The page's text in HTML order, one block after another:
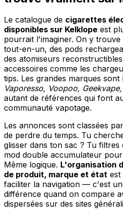
Le catalogue de cigarettes
disponibles sur Kelklope est
pourrait l'imaginer. On y trouve
tout-en-un, des pods
des atomiseurs
accessoires comme les
tips. Les grandes marques
Vaporesso, Voopoo,
autant de références qui font
communauté vapotage.
Les annonces sont classées
de perdre du temps. Tu
glisser dans ton sac ? Tu
mod double accumulateur
Même logique. L'organisation
de produit, marque et état est
faciliter la navigation — c'est
différence quand on compare
dispersées sur des sites